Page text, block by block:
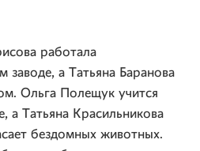
работала
заводе, а Татьяна Баранова
Ольга Полещук учится
а Татьяна Красильникова
бездомных животных.